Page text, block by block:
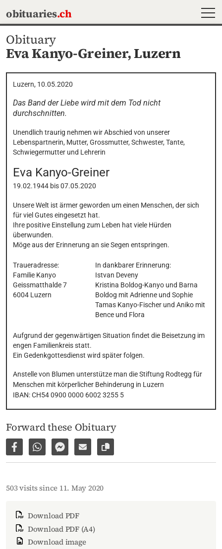
obituaries.ch
Obituary
Eva Kanyo-Greiner,Luzern
Luzern, 10.05.2020
Das Band der Liebe wird mit dem Tod nicht
durchschnitten.
Unendlich traurig nehmen wir Abschied von unserer
Lebenspartnerin, Mutter, Grossmutter, Schwester, Tante,
Schwiegermutter und Lehrerin
Eva Kanyo-Greiner
19.02.1944 bis07.05.2020
Unsere Welt ist ärmer geworden um einen Menschen, der sich
für viel Gutes eingesetzt hat.
Ihre positive Einstellung zum Leben hat viele Hürden
überwunden.
Möge aus der Erinnerung an sie Segen entspringen.
Traueradresse:
Familie Kanyo
Geissmatthalde 7
6004 Luzern
In dankbarer Erinnerung:
Istvan Deveny
Kristina Boldog-Kanyo und Barna
Boldog mit Adrienne und Sophie
Tamas Kanyo-Fischer und Aniko mit
Bence und Flora
Aufgrund der gegenwärtigen Situation findet die Beisetzung im
engen Familienkreis statt.
Ein Gedenkgottesdienst wird später folgen.
Anstelle von Blumen unterstütze man die Stiftung Rodtegg für
Menschen mit körperlicher Behinderung in Luzern
IBAN: CH54 0900 0000 6002 3255 5
Forward these Obituary
Share on Facebook
Share via WhatsApp
Share via Facebook Messenger
Share via E-Mail
Copy link to page
503 visits since 11. May 2020
Download PDF
Download PDF (A4)
Download image